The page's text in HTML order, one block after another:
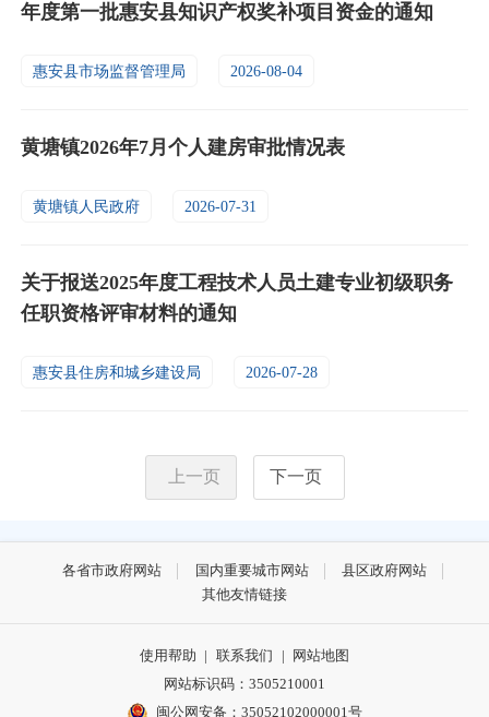
年度第一批惠安县知识产权奖补项目资金的通知
惠安县市场监督管理局 2026-08-04
黄塘镇2026年7月个人建房审批情况表
黄塘镇人民政府 2026-07-31
关于报送2025年度工程技术人员土建专业初级职务
任职资格评审材料的通知
惠安县住房和城乡建设局 2026-07-28
上一页 下一页
各省市政府网站 国内重要城市网站
县区政府网站
其他友情链接
使用帮助 | 联系我们 | 网站地图
网站标识码：3505210001
闽公网安备：35052102000001号